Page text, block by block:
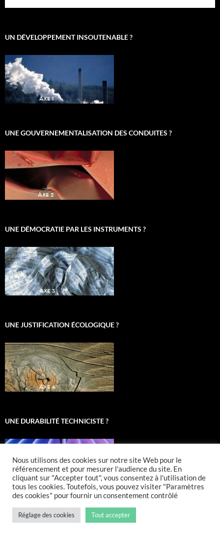
UN DÉVELOPPEMENT INSOUTENABLE ?
UNE GOUVERNEMENTALISATION DES CONDUITES ?
UNE DÉMOCRATIE PAR LES INSTRUMENTS ?
UNE JUSTIFICATION ÉCOLOGIQUE ?
UNE DURABILITÉ TECHNICISTE ?
Nous utilisons des cookies sur notre site Web pour le
référencement et pour mesurer l'audience du site. En
cliquant sur "Accepter tout", vous consentez à l'utilisation de
tous les cookies. Toutefois, vous pouvez visiter "Paramètres
des cookies" pour fournir un consentement contrôlé
Réglage des cookies Tout accepter